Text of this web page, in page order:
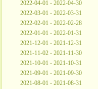
2022-04-01 - 2022-04-30
2022-03-01 - 2022-03-31
2022-02-01 - 2022-02-28
2022-01-01 - 2022-01-31
2021-12-01 - 2021-12-31
2021-11-02 - 2021-11-30
2021-10-01 - 2021-10-31
2021-09-01 - 2021-09-30
2021-08-01 - 2021-08-31